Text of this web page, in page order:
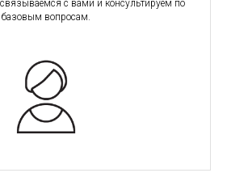
с вами и консультируем по
базовым вопросам.